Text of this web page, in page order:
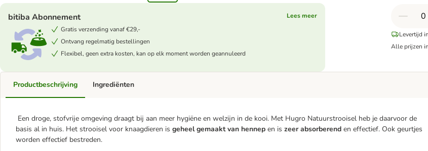
bitiba Abonnement
Lees meer
Gratis verzending vanaf €29,-
Ontvang regelmatig bestellingen
Flexibel, geen extra kosten, kan op elk moment worden geannuleerd
Levertijd
Alle prijzen
Productbeschrijving
Een droge, stofvrije omgeving draagt bij aan meer hygiëne en welzijn in de kooi. Met Hugro Natuurstrooisel heb je daarvoor de
basis al in huis. Het strooisel voor knaagdieren is geheel gemaakt van hennep en is zeer absorberend en effectief. Ook geurtjes
worden effectief bestreden.
Ingrediënten